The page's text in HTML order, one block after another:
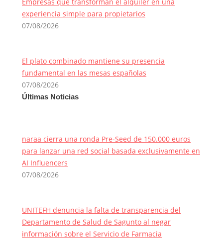
experiencia simple para propietarios
07/08/2026
El plato combinado mantiene su presencia
fundamental en las mesas españolas
07/08/2026
Últimas Noticias
naraa cierra una ronda Pre-Seed de 150.000 euros
para lanzar una red social basada exclusivamente en
AI Influencers
07/08/2026
UNITEFH denuncia la falta de transparencia del
Departamento de Salud de Sagunto al negar
información sobre el Servicio de Farmacia